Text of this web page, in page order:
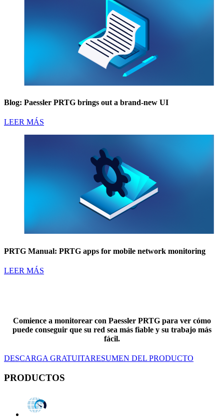
Blog: Paessler PRTG brings out a brand-new UI
LEER MÁS
PRTG Manual: PRTG apps for mobile network monitoring
LEER MÁS
Comience a monitorear con Paessler PRTG para ver cómo
puede conseguir que su red sea más fiable y su trabajo más
fácil.
DESCARGA GRATUITARESUMEN DEL PRODUCTO
PRODUCTOS